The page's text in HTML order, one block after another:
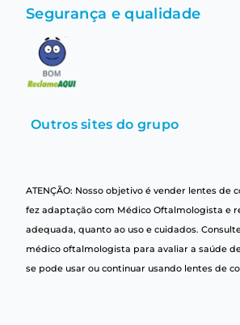
Segurança e qualidade
Outros sites do grupo
ATENÇÃO: Nosso objetivo é vender lentes de
fez adaptação com Médico Oftalmologista e
adequada, quanto ao uso e cuidados.
médico oftalmologista para avaliar a saúde
se pode usar ou continuar usando lentes de